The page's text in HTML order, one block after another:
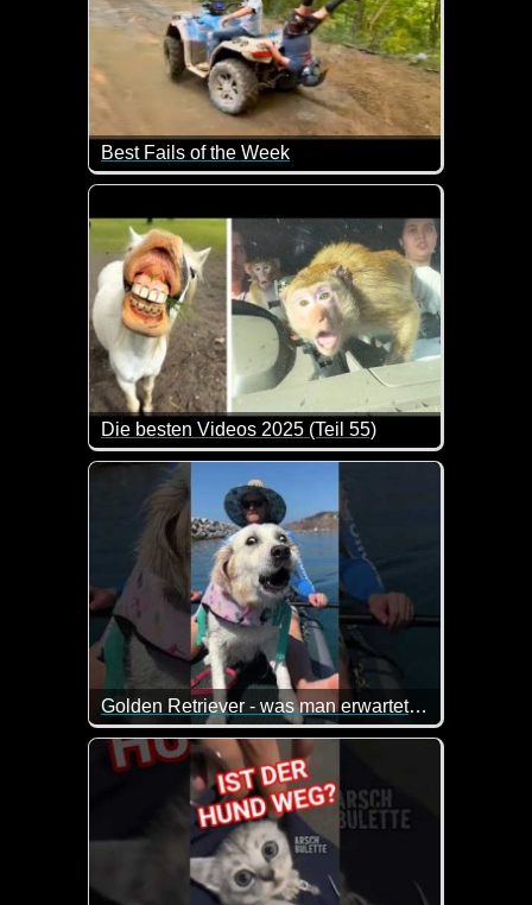
Best Fails of the Week
Hier siehst du 20 Minuten lang was so alles
Die besten Videos 2025 (Teil 55)
Eine tolle Zusammenstellung von lustigen
Golden Retriever - was man erwartet und wie die Realität aussieht
Ja, von einem Golden Retriever erwartet man so